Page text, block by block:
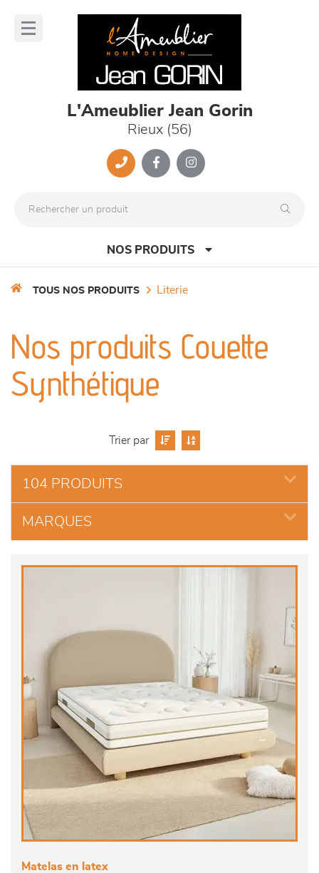
L'Ameublier Jean Gorin
Rieux (56)
NOS PRODUITS
séjours
meubles de complément
chambres et dressing
literie
décoration
TOUS NOS PRODUITS literie
Nos produits Couette
Synthétique
Trier par
104 PRODUITS
MARQUES
Matelas en latex